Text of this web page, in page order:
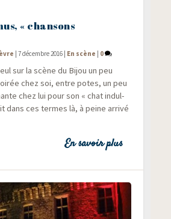
« chansons
|7 décembre 2016 | En scène | 0
sur la scène du Bijou un peu
chez soi, entre potes, un peu
chez lui pour son « chat indul­
dans ces termes là, à peine arri­vé
En savoir plus